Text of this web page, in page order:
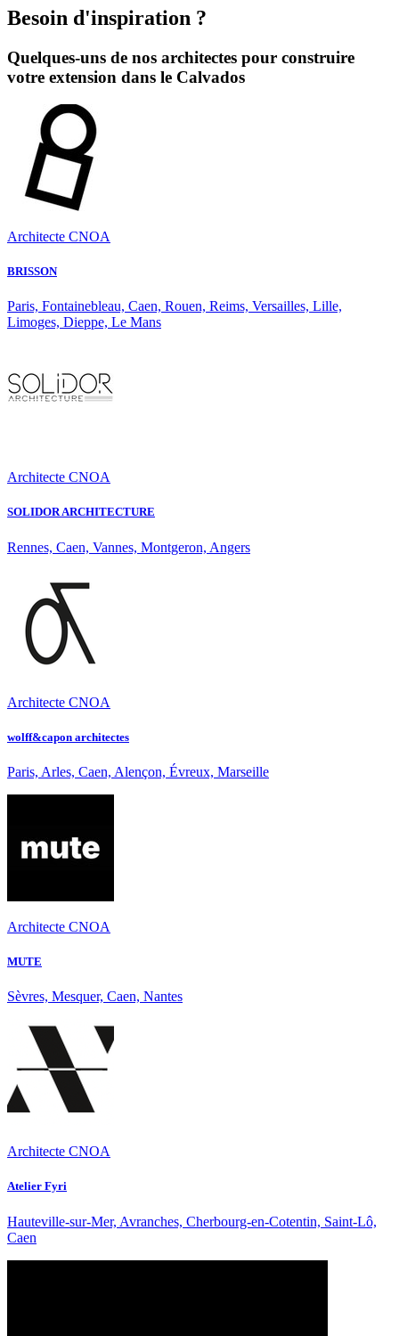
Tout à fait : les extensions sur deux étages (voire plus !) ne sont pas
Besoin d'inspiration ?
Quelques-uns de nos architectes pour construire
votre extension dans le Calvados
Architecte CNOA
BRISSON
Paris, Fontainebleau, Caen, Rouen, Reims, Versailles, Lille,
Limoges, Dieppe, Le Mans
Architecte CNOA
SOLIDOR ARCHITECTURE
Rennes, Caen, Vannes, Montgeron, Angers
Architecte CNOA
wolff&capon architectes
Paris, Arles, Caen, Alençon, Évreux, Marseille
Architecte CNOA
MUTE
Sèvres, Mesquer, Caen, Nantes
Architecte CNOA
Atelier Fyri
Hauteville-sur-Mer, Avranches, Cherbourg-en-Cotentin, Saint-Lô,
Caen